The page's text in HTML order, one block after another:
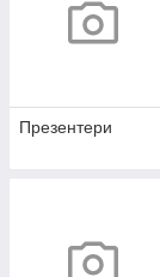
Презентери